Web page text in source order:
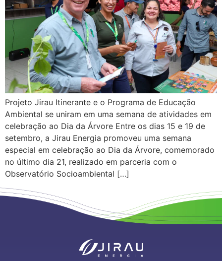
Projeto Jirau Itinerante e o Programa de Educação
Ambiental se uniram em uma semana de atividades em
celebração ao Dia da Árvore Entre os dias 15 e 19 de
setembro, a Jirau Energia promoveu uma semana
especial em celebração ao Dia da Árvore, comemorado
no último dia 21, realizado em parceria com o
Observatório Socioambiental […]